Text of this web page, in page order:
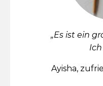
„Es ist ein
Ich
Ayisha,